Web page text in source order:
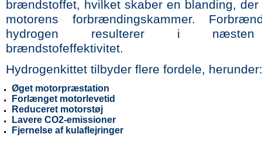
brændstoffet, hvilket skaber en blanding,
motorens forbrændingskammer.
hydrogen resulterer i
brændstofeffektivitet.
Hydrogenkittet tilbyder flere fordele, herunder:
Øget motorpræstation
Forlænget motorlevetid
Reduceret motorstøj
Lavere CO2-emissioner
Fjernelse af kulaflejringer